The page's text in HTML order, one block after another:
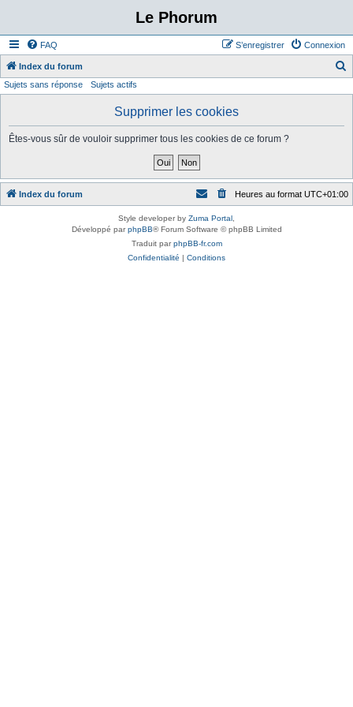
Le Phorum
FAQ Connexion
S’enregistrer
Index du forum
c
h
Sujets sans réponse Sujets actifs
Supprimer les cookies
Êtes-vous sûr de vouloir supprimer tous les cookies de ce forum ?
Index du forum Heures au format UTC+01:00
Style developer by Zuma Portal
Développé parphpBB® Forum Software © phpBB Limited
Traduit parphpBB-fr.com
Confidentialité | Conditions